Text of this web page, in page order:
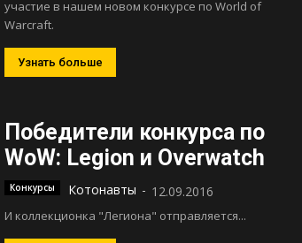
участие в нашем новом конкурсе по World of
Warcraft.
Узнать больше
Победители конкурса по
WoW: Legion и Overwatch
Конкурсы Котонавты - 12.09.2016
И коллекционка "Легиона" отправляется...